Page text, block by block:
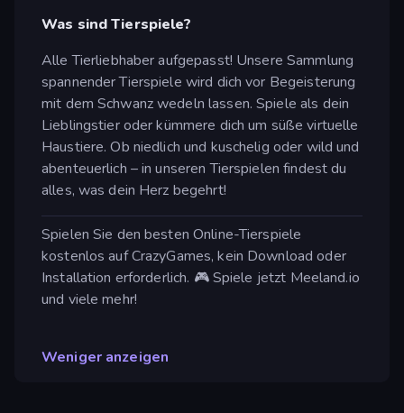
Was sind Tierspiele?
Alle Tierliebhaber aufgepasst! Unsere Sammlung
spannender Tierspiele wird dich vor Begeisterung
mit dem Schwanz wedeln lassen. Spiele als dein
Lieblingstier oder kümmere dich um süße virtuelle
Haustiere. Ob niedlich und kuschelig oder wild und
abenteuerlich – in unseren Tierspielen findest du
alles, was dein Herz begehrt!
Spielen Sie den besten Online-Tierspiele
kostenlos auf CrazyGames, kein Download oder
Installation erforderlich. 🎮 Spiele jetzt Meeland.io
und viele mehr!
Weniger anzeigen